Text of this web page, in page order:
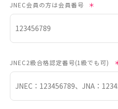
JNEC会員の方は会員番号 ＊
JNEC2級合格認定番号(1級でも可)